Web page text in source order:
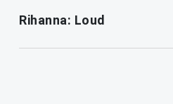
Rihanna: Loud